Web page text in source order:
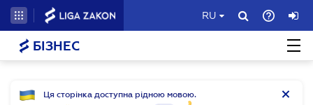
RU
БІЗНЕС
Ця сторінка доступна рідною мовою.